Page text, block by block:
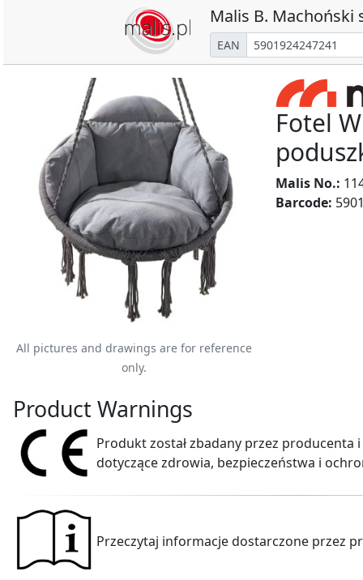
Malis B. Machoński
EAN
All pictures and drawings are for reference
only.
Fotel
Malis No.:
Barcode:
Product Warnings
Produkt został zbadany przez producenta
dotyczące zdrowia, bezpieczeństwa i
Przeczytaj informacje dostarczone przez